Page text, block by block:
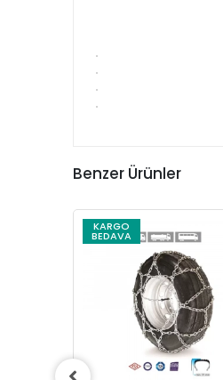
Benzer Ürünler
KARGO
BEDAVA